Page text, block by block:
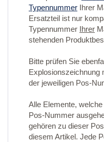
Typennummer Ihrer
Ersatzteil ist nur
Typennummer Ihrer
stehenden
Bitte prüfen Sie
Explosionszeichnung
der jeweiligen Pos-
Alle Elemente,
Pos-Nummer
gehören zu dieser
diesem Artikel. Jede